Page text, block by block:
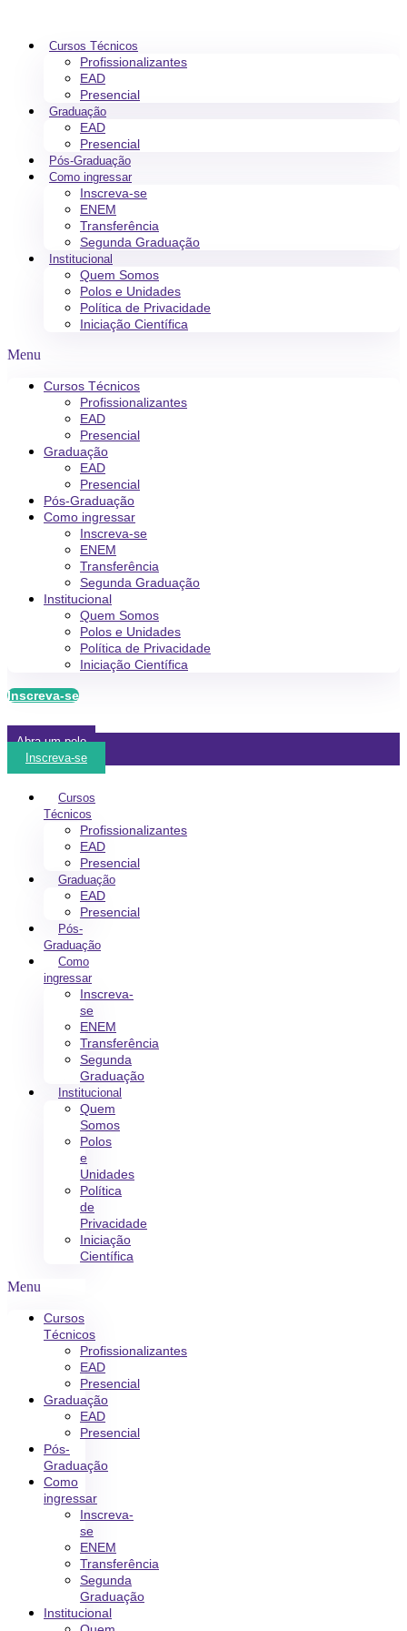
Cursos Técnicos
Profissionalizantes
EAD
Presencial
Graduação
EAD
Presencial
Pós-Graduação
Como ingressar
Inscreva-se
ENEM
Transferência
Segunda Graduação
Institucional
Quem Somos
Polos e Unidades
Política de Privacidade
Iniciação Científica
Menu
Cursos Técnicos
Profissionalizantes
EAD
Presencial
Graduação
EAD
Presencial
Pós-Graduação
Como ingressar
Inscreva-se
ENEM
Transferência
Segunda Graduação
Institucional
Quem Somos
Polos e Unidades
Política de Privacidade
Iniciação Científica
Inscreva-se
Abra um polo
Inscreva-se
Cursos
Técnicos
Profissionalizantes
EAD
Presencial
Graduação
EAD
Presencial
Pós-
Graduação
Como
ingressar
Inscreva-
se
ENEM
Transferência
Segunda
Graduação
Institucional
Quem
Somos
Polos
e
Unidades
Política
de
Privacidade
Iniciação
Científica
Menu
Cursos
Técnicos
Profissionalizantes
EAD
Presencial
Graduação
EAD
Presencial
Pós-
Graduação
Como
ingressar
Inscreva-
se
ENEM
Transferência
Segunda
Graduação
Institucional